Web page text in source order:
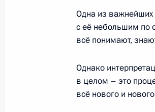
12 декабря 2017 года,
12 декабря 2012 года,
Одна из важнейших
с её небольшим по
всё понимают,
Однако
в целом – это
всё нового и